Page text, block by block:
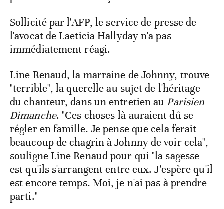
Sollicité par l'AFP, le service de presse de
l'avocat de Laeticia Hallyday n'a pas
immédiatement réagi.
Line Renaud, la marraine de Johnny, trouve
"terrible", la querelle au sujet de l'héritage
du chanteur, dans un entretien au Parisien
Dimanche. "Ces choses-là auraient dû se
régler en famille. Je pense que cela ferait
beaucoup de chagrin à Johnny de voir cela",
souligne Line Renaud pour qui "la sagesse
est qu'ils s'arrangent entre eux. J'espère qu'il
est encore temps. Moi, je n'ai pas à prendre
parti."